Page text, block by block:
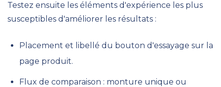
Testez ensuite les éléments d'expérience les plus
susceptibles d'améliorer les résultats :
Placement et libellé du bouton d'essayage sur la
page produit.
Flux de comparaison : monture unique ou